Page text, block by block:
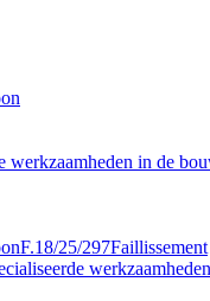
werkzaamheden in de
F.18/25/297Faillissement